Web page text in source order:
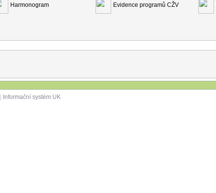
Harmonogram Evidence programů CŽV
Informační systém UK